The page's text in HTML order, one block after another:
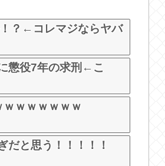
t
？←コレマジならヤバ
懲役7年の求刑←こ
ｗｗｗｗｗｗ
だと思う！！！！！